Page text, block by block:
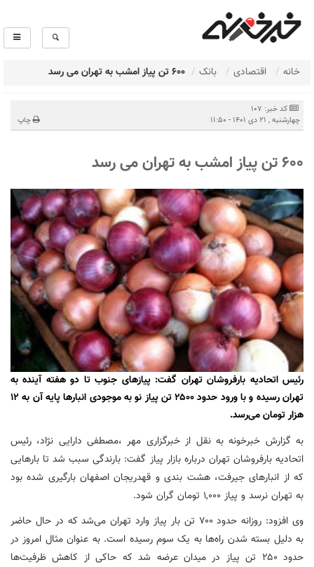
خانه اقتصادی بانک ۶۰۰ تن پیاز امشب به تهران می رسد
کد خبر: 107
چهارشنبه , 21 دی 1401 - 11:50
چاپ
۶۰۰ تن پیاز امشب به تهران می رسد
رئیس اتحادیه بارفروشان تهران گفت: پیازهای جنوب تا دو هفته آینده به
تهران رسیده و با ورود حدود ۲۵۰۰ تن پیاز نو به موجودی انبارها پایه آن به ۱۲
هزار تومان می‌رسد.
به گزارش خبرخونه به نقل از خبرگزاری مهر ،مصطفی دارایی نژاد، رئیس
اتحادیه بارفروشان تهران درباره بازار پیاز گفت: بارندگی سبب شد تا بارهایی
که از انبارهای جیرفت، هشت بندی و قهدریجاناصفهان بارگیری شده بود
به تهران نرسد و پیاز ۱,۰۰۰ تومان گران شود.
وی افزود: روزانه حدود ۷۰۰ تن بار پیاز وارد تهران می‌شد که در حال حاضر
به دلیل بسته شدن راه‌ها به یک سوم رسیده است. به عنوان مثال امروز در
حدود ۲۵۰ تن پیاز در میدان عرضه شد که حاکی از کاهش ظرفیت‌ها